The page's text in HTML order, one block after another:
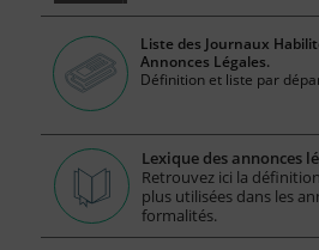
Liste des Journaux
Annonces Légales.
Définition et liste par
Lexique des annonces
Retrouvez ici la
plus utilisées dans les
formalités.